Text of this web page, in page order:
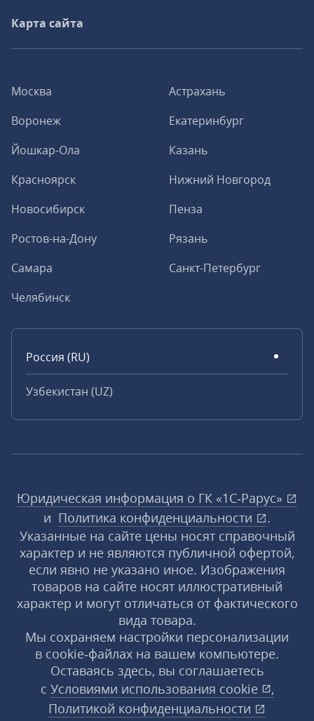
Москва
Астрахань
Воронеж
Екатеринбург
Йошкар-Ола
Казань
Красноярск
Нижний Новгород
Новосибирск
Пенза
Ростов-на-Дону
Рязань
Самара
Санкт-Петербург
Челябинск
Россия (RU)
Узбекистан (UZ)
Карта сайта
Юридическая информация о ГК «1С‑Рарус»
и Политика конфиденциальности
.
Указанные на сайте цены носят справочный
характер и не являются публичной офертой,
если явно не указано иное. Изображения
товаров на сайте носят иллюстративный
характер и могут отличаться от фактического
вида товара.
Мы сохраняем настройки персонализации
в cookie‑файлах на вашем компьютере.
Оставаясь здесь, вы соглашаетесь
с Условиями использования cookie
,
Политикой конфиденциальности